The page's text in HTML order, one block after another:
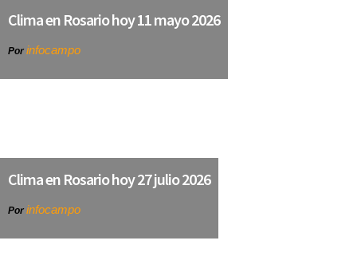
Clima en Rosario hoy 11 mayo 2026
Por infocampo
Clima en Rosario hoy 27 julio 2026
Por infocampo